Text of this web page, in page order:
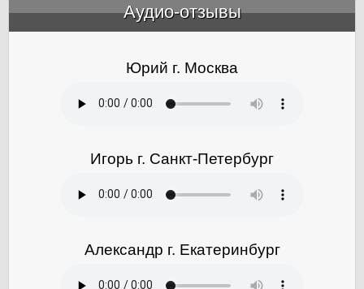
Аудио-отзывы
Юрий г. Москва
Игорь г. Санкт-Петербург
Александр г. Екатеринбург